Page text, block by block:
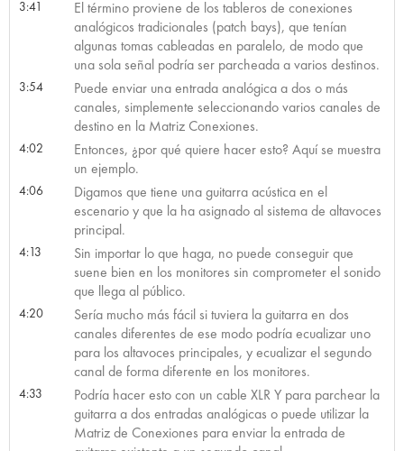
3:41
El término proviene de los tableros de conexiones
analógicos tradicionales (patch bays), que tenían
algunas tomas cableadas en paralelo, de modo que
una sola señal podría ser parcheada a varios destinos.
3:54
Puede enviar una entrada analógica a dos o más
canales, simplemente seleccionando varios canales de
destino en la Matriz Conexiones.
4:02
Entonces, ¿por qué quiere hacer esto? Aquí se muestra
un ejemplo.
4:06
Digamos que tiene una guitarra acústica en el
escenario y que la ha asignado al sistema de altavoces
principal.
4:13
Sin importar lo que haga, no puede conseguir que
suene bien en los monitores sin comprometer el sonido
que llega al público.
4:20
Sería mucho más fácil si tuviera la guitarra en dos
canales diferentes de ese modo podría ecualizar uno
para los altavoces principales, y ecualizar el segundo
canal de forma diferente en los monitores.
4:33
Podría hacer esto con un cable XLR Y para parchear la
guitarra a dos entradas analógicas o puede utilizar la
Matriz de Conexiones para enviar la entrada de